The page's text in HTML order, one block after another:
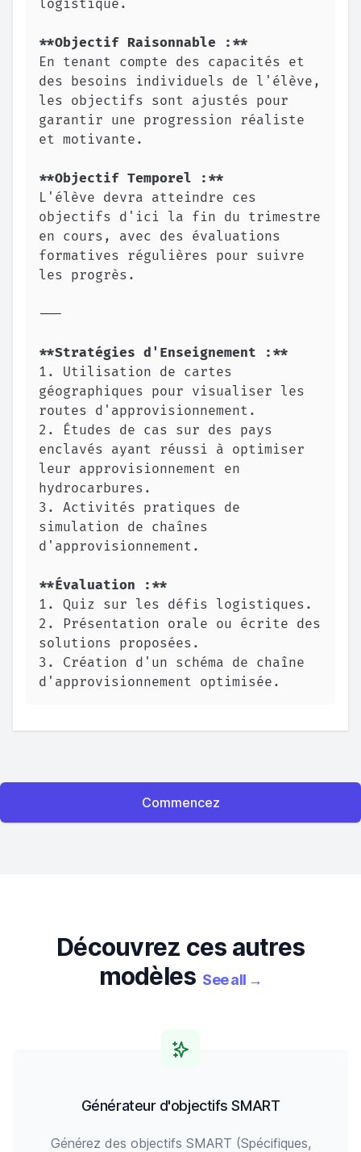
**Objectif Raisonnable : **
En tenant compte des capacités et
des besoins individuels de l'élève,
les objectifs sont ajustés pour
garantir une progression réaliste
**Objectif Temporel : **
L'élève devra atteindre ces
objectifs d'ici la fin du trimestre
en cours, avec des évaluations
formatives régulières pour suivre
---
**Stratégies d'Enseignement : **
1.
Utilisation de cartes
géographiques pour visualiser les
2.
Études de cas sur des pays
enclavés ayant réussi à optimiser
leur approvisionnement en
3.
Activités pratiques de
simulation de chaînes
**Évaluation : **
1.
2.
Présentation orale ou écrite des
3.
Création d'un schéma de chaîne
d'approvisionnement optimisée.
Commencez
Découvrez ces autres
modèles See all →
Générateur d'objectifs SMART
Générez des objectifs SMART (Spécifiques,